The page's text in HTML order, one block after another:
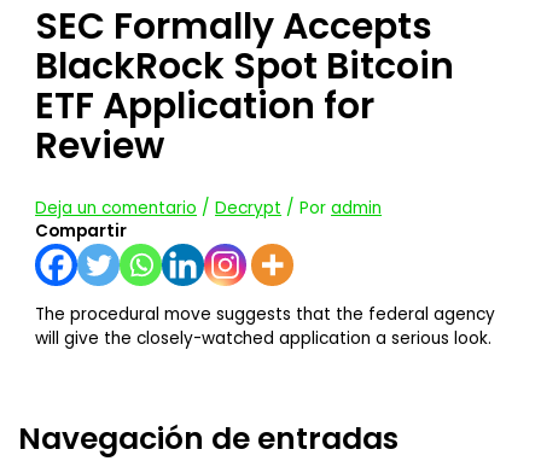
SEC Formally Accepts
BlackRock Spot Bitcoin
ETF Application for
Review
Deja un comentario /Decrypt / Poradmin
Compartir
The procedural move suggests that the federal agency
will give the closely-watched application a serious look.
Navegación de entradas